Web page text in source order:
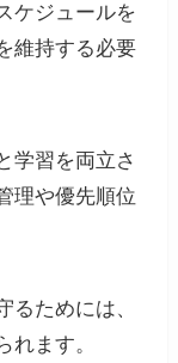
ケジュールを
維持する必要
学習を両立さ
理や優先順位
るためには、
れます。